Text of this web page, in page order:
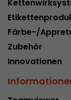
Färbe-/
Zubehör
Innovationen
Provider